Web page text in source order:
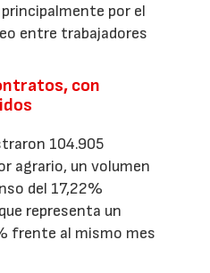
por el
entre trabajadores
con
104.905
agrario, un volumen
del 17,22%
representa un
frente al mismo mes